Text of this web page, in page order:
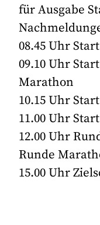
für Ausgabe
08.45 Uhr
09.10 Uhr
Marathon
10.15 Uhr
11.00 Uhr
12.00 Uhr
Runde
15.00 Uhr